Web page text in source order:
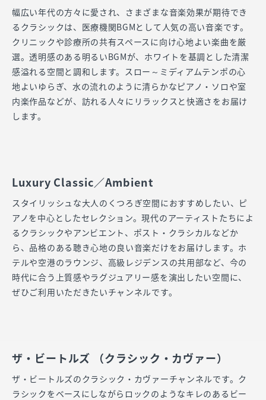
幅広い年代の方々に愛され、さまざまな音楽効果が期待でき
るクラシックは、医療機関BGMとして人気の高い音楽です。
クリニックや診療所の共有スペースに向け心地よい楽曲を厳
選。透明感のある明るいBGMが、ホワイトを基調とした清潔
感溢れる空間と調和します。スロー～ミディアムテンポの心
地よいゆらぎ、水の流れのように清らかなピアノ・ソロや室
内楽作品などが、訪れる人々にリラックスと快適さをお届け
します。
Luxury Classic／Ambient
スタイリッシュな大人のくつろぎ空間におすすめしたい、ピ
アノを中心としたセレクション。現代のアーティストたちによ
るクラシックやアンビエント、ポスト・クラシカルなどか
ら、品格のある聴き心地の良い音楽だけをお届けします。ホ
テルや空港のラウンジ、高級レジデンスの共用部など、今の
時代に合う上質感やラグジュアリー感を演出したい空間に、
ぜひご利用いただきたいチャンネルです。
ザ・ビートルズ （クラシック・カヴァー）
ザ・ビートルズのクラシック・カヴァーチャンネルです。ク
ラシックをベースにしながらロックのようなキレのあるビー